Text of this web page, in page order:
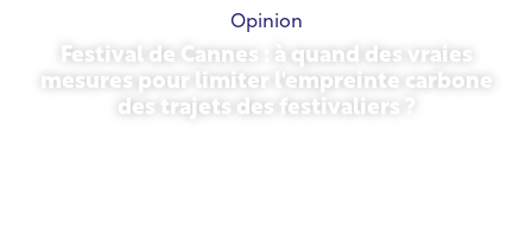
Opinion
Festival de Cannes : à quand des vraies
mesures pour limiter l'empreinte carbone
des trajets des festivaliers ?